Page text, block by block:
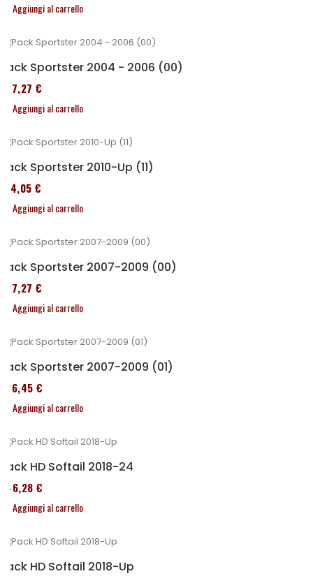
Aggiungi al carrello
Pack Sportster 2004 - 2006 (00)
227,27 €
Aggiungi al carrello
Pack Sportster 2010-Up (11)
314,05 €
Aggiungi al carrello
Pack Sportster 2007-2009 (00)
227,27 €
Aggiungi al carrello
Pack Sportster 2007-2009 (01)
326,45 €
Aggiungi al carrello
Pack HD Softail 2018-24
246,28 €
Aggiungi al carrello
Pack HD Softail 2018-Up